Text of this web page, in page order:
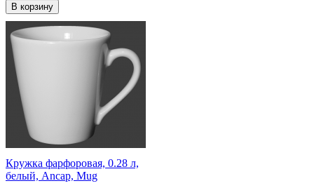
В корзину
Кружка фарфоровая, 0.28 л,
белый, Ancap, Mug